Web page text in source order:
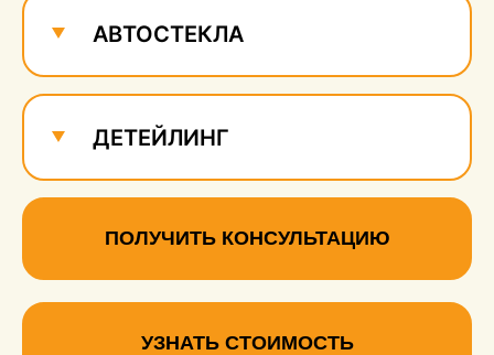
АВТОСТЕКЛА
ДЕТЕЙЛИНГ
ПОЛУЧИТЬ КОНСУЛЬТАЦИЮ
УЗНАТЬ СТОИМОСТЬ